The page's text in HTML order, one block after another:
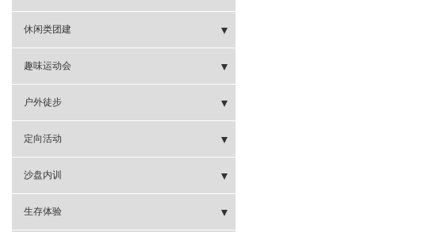
- 剧本团建
- 玩霸江湖
- 新西游团建
- 嗨翻办公室
- 极速追踪
- 国宝密令
休闲类团建
- 密室逃脱
- 别墅轰趴
- 蹦床运动
- 剧本杀
- 真人CS野战
趣味运动会
- “童年时光”运动会
- 企业趣味运动
- 社区趣味运动会
- 水上趣味运动会
户外徒步
- 天柱山徒步
- 徽杭古道徒步
- 定向闯关
定向活动
- 定向闯关
- 鼓浪屿寻宝
沙盘内训
- 峥嵘岁月
生存体验